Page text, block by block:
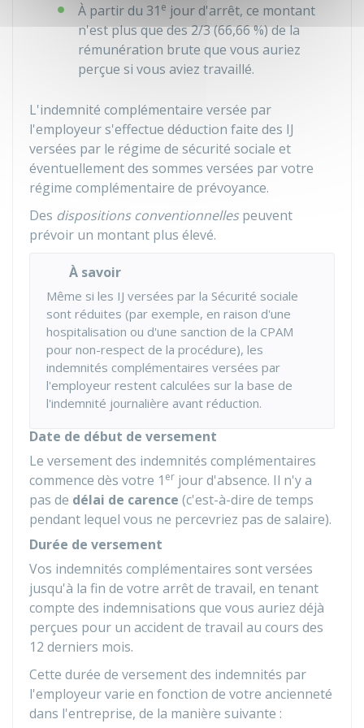
À partir du 31 e jour d'arrêt, ce montant
n'est plus que des 2/3 (66,66 %) de la
rémunération brute que vous auriez
perçue si vous aviez travaillé.
L'indemnité complémentaire versée par
l'employeur s'effectue déduction faite des IJ
versées par le régime de sécurité sociale et
éventuellement des sommes versées par votre
régime complémentaire de prévoyance.
Des dispositions conventionnellespeuvent
prévoir un montant plus élevé.
À savoir
Même si les IJ versées par la Sécurité sociale
sont réduites (par exemple, en raison d'une
hospitalisation ou d'une sanction de la CPAM
pour non-respect de la procédure), les
indemnités complémentaires versées par
l'employeur restent calculées sur la base de
l'indemnité journalière avant réduction.
Date de début de versement
Le versement des indemnités complémentaires
commence dès votre 1 er jour d'absence. Il n'y a
pas de délai de carence (c'est-à-dire de temps
pendant lequel vous ne percevriez pas de salaire).
Durée de versement
Vos indemnités complémentaires sont versées
jusqu'à la fin de votre arrêt de travail, en tenant
compte des indemnisations que vous auriez déjà
perçues pour un accident de travail au cours des
12 derniers mois.
Cette durée de versement des indemnités par
l'employeur varie en fonction de votre ancienneté
dans l'entreprise, de la manière suivante :